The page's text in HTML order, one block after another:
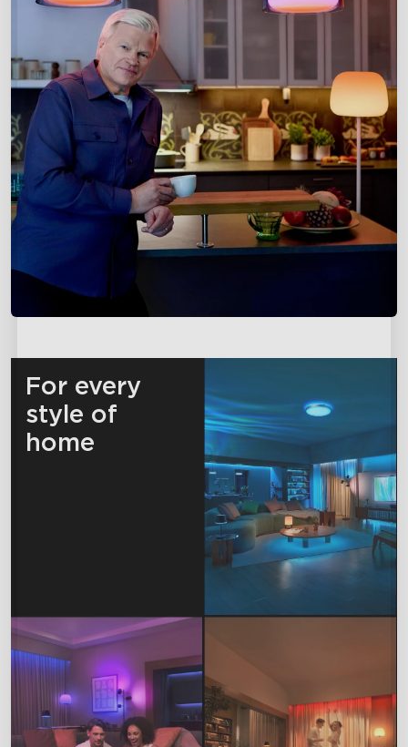
For every
style of
home